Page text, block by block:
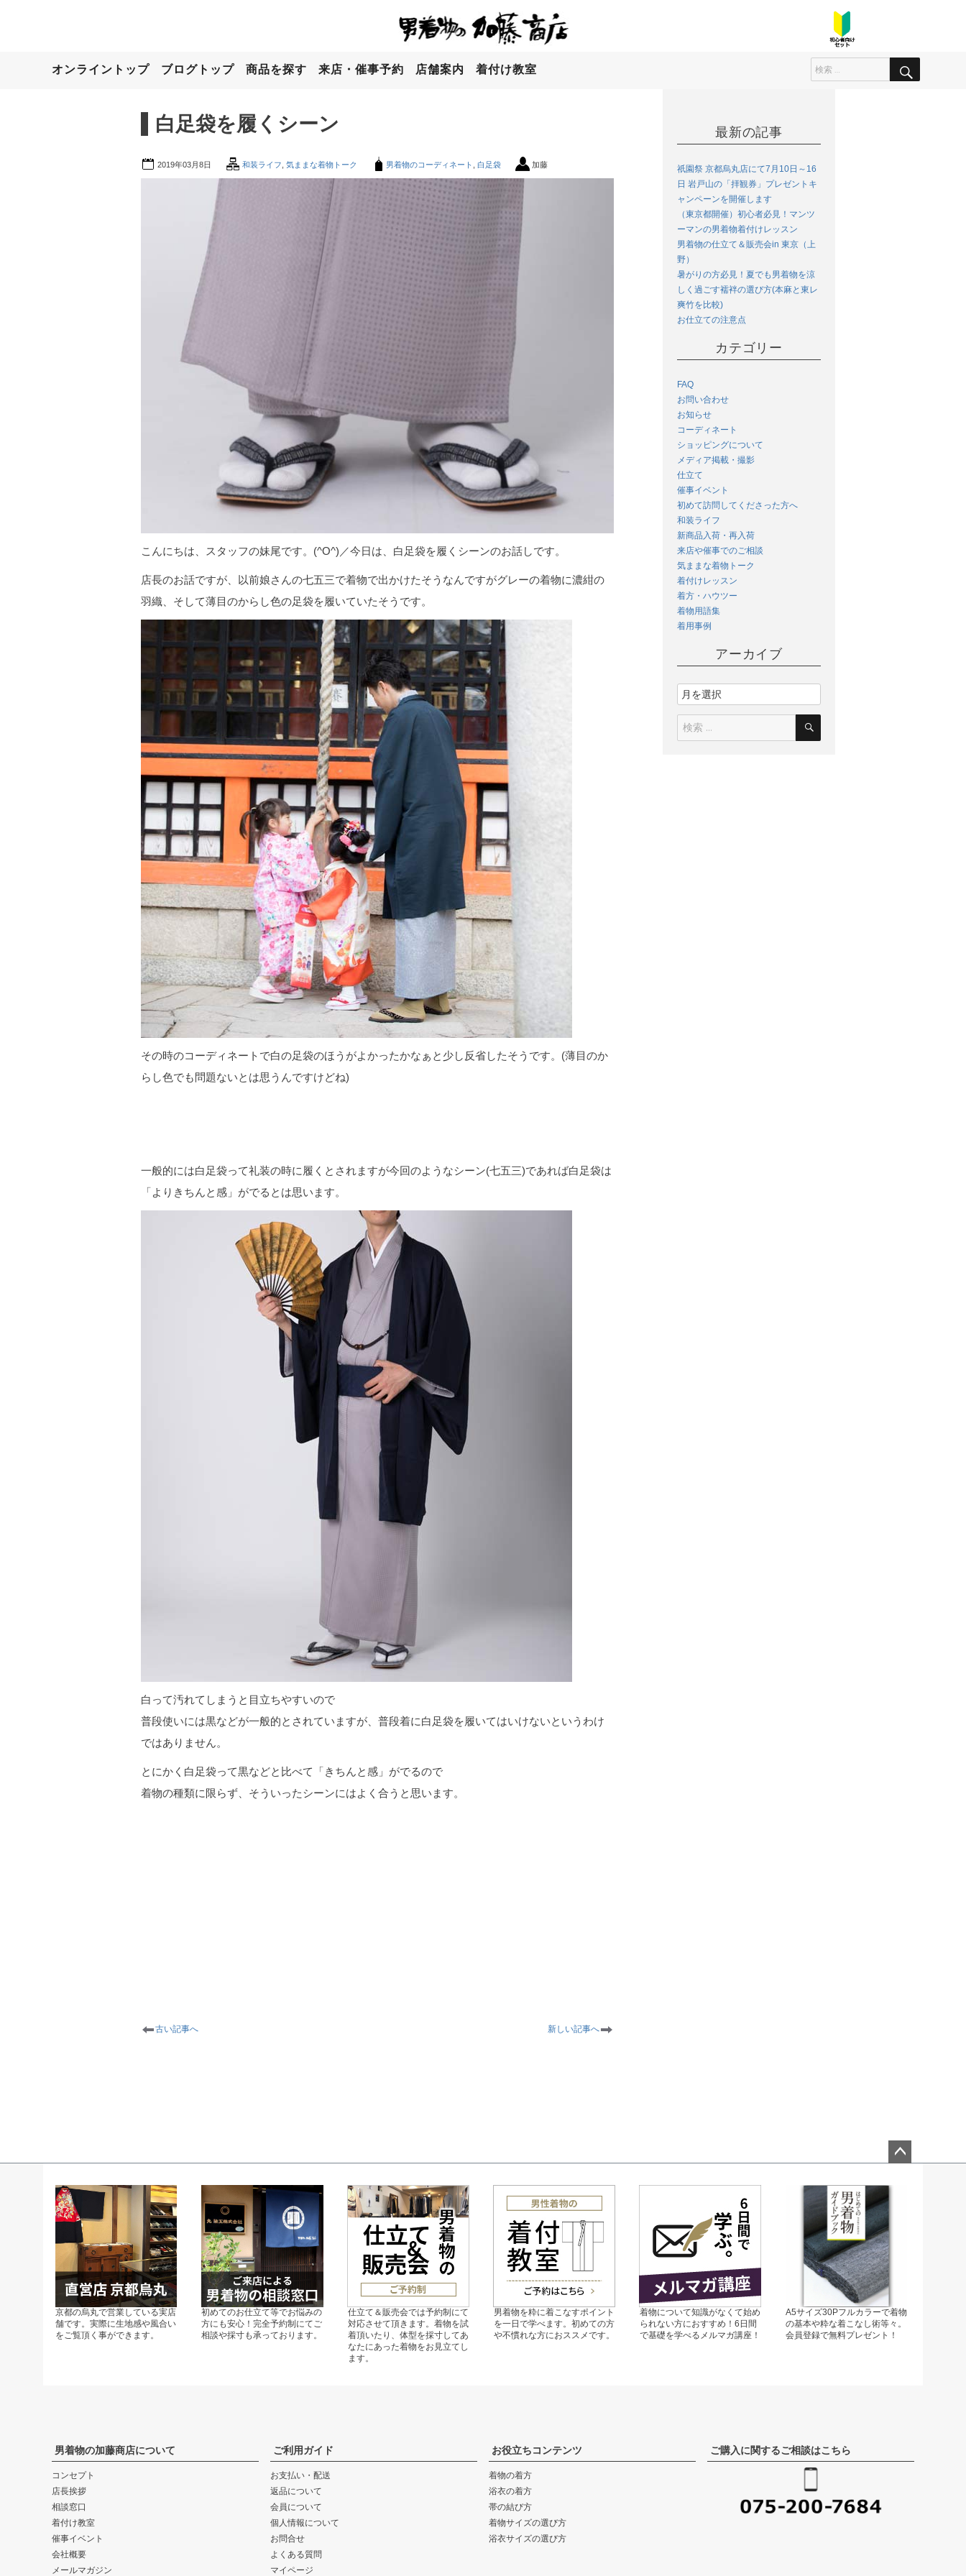
オンライントップ ブログトップ 商品を探す 来店・催事予約 店舗案内 着付け教室
白足袋を履くシーン
2019年03月8日 和装ライフ 気ままな着物トーク 男着物のコーディネート 白足袋 加藤
こんにちは、スタッフの妹尾です。(^O^)／今日は、白足袋を履くシーンのお話しです。
店長のお話ですが、以前娘さんの七五三で着物で出かけたそうなんですがグレーの着物に濃紺の
羽織、そして薄目のからし色の足袋を履いていたそうです。
その時のコーディネートで白の足袋のほうがよかったかなぁと少し反省したそうです。(薄目のか
らし色でも問題ないとは思うんですけどね)
一般的には白足袋って礼装の時に履くとされますが今回のようなシーン(七五三)であれば白足袋は
「よりきちんと感」がでるとは思います。
白って汚れてしまうと目立ちやすいので
普段使いには黒などが一般的とされていますが、普段着に白足袋を履いてはいけないというわけ
ではありません。
とにかく白足袋って黒などと比べて「きちんと感」がでるので
着物の種類に限らず、そういったシーンにはよく合うと思います。
古い記事へ 新しい記事へ
最新の記事
祇園祭 京都烏丸店にて7月10日～16
日 岩戸山の「拝観券」プレゼントキ
ャンペーンを開催します
（東京都開催）初心者必見！マンツ
ーマンの男着物着付けレッスン
男着物の仕立て＆販売会in 東京（上
野）
暑がりの方必見！夏でも男着物を涼
しく過ごす襦袢の選び方(本麻と東レ
爽竹を比較)
お仕立ての注意点
カテゴリー
FAQ
お問い合わせ
お知らせ
コーディネート
ショッピングについて
メディア掲載・撮影
仕立て
催事イベント
初めて訪問してくださった方へ
和装ライフ
新商品入荷・再入荷
来店や催事でのご相談
気ままな着物トーク
着付けレッスン
着方・ハウツー
着物用語集
着用事例
アーカイブ
ジト
京都の烏丸で営業している実店
舗です。実際に生地感や風合い
をご覧頂く事ができます。
初めてのお仕立て等でお悩みの
方にも安心！完全予約制にてご
相談や採寸も承っております。
仕立て＆販売会では予約制にて
対応させて頂きます。着物を試
着頂いたり、体型を採寸してあ
なたにあった着物をお見立てし
ます。
男着物を粋に着こなすポイント
を一日で学べます。初めての方
や不慣れな方におススメです。
着物について知識がなくて始め
られない方におすすめ！6日間
で基礎を学べるメルマガ講座！
A5サイズ30Pフルカラーで着物
の基本や粋な着こなし術等々。
会員登録で無料プレゼント！
男着物の加藤商店について
コンセプト
店長挨拶
相談窓口
着付け教室
催事イベント
会社概要
メールマガジン
ご利用ガイド
お支払い・配送
返品について
会員について
個人情報について
お問合せ
よくある質問
マイページ
お役立ちコンテンツ
着物の着方
浴衣の着方
帯の結び方
着物サイズの選び方
浴衣サイズの選び方
ご購入に関するご相談はこちら